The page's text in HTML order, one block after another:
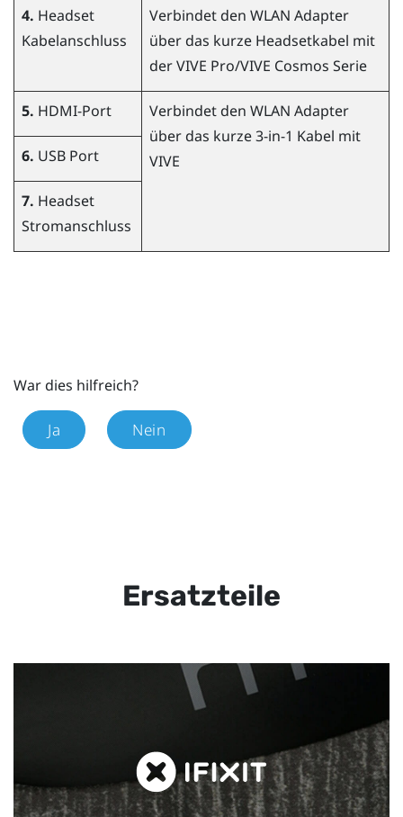
4. Headset
Kabelanschluss
Verbindet den WLAN Adapter
über das kurze Headsetkabel mit
derVIVE Pro/VIVE Cosmos Serie
5. HDMI-Port
Verbindet den WLAN Adapter
über das kurze 3-in-1 Kabel mit
VIVE
6. USB Port
7. Headset
Stromanschluss
War dies hilfreich?
Ja Nein
Ersatzteile